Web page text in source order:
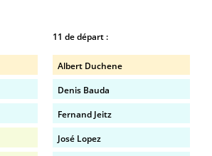
11 de départ :
Albert Duchene
Denis Bauda
Fernand Jeitz
José Lopez